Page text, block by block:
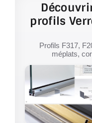
profils
Profils F317,
méplats,